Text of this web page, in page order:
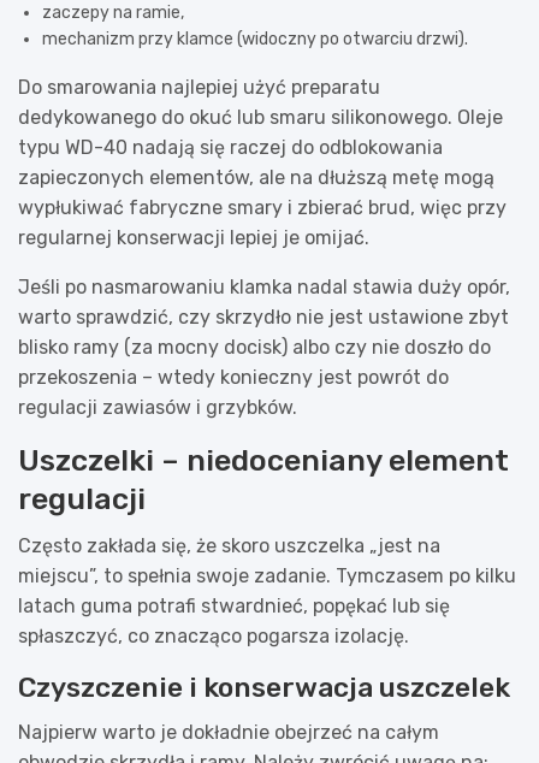
zaczepy na ramie,
mechanizm przy klamce (widoczny po otwarciu drzwi).
Do smarowania najlepiej użyć preparatu
dedykowanego do okuć lub smaru silikonowego. Oleje
typu WD-40 nadają się raczej do odblokowania
zapieczonych elementów, ale na dłuższą metę mogą
wypłukiwać fabryczne smary i zbierać brud, więc przy
regularnej konserwacji lepiej je omijać.
Jeśli po nasmarowaniu klamka nadal stawia duży opór,
warto sprawdzić, czy skrzydło nie jest ustawione zbyt
blisko ramy (za mocny docisk) albo czy nie doszło do
przekoszenia – wtedy konieczny jest powrót do
regulacji zawiasów i grzybków.
Uszczelki – niedoceniany element
regulacji
Często zakłada się, że skoro uszczelka „jest na
miejscu”, to spełnia swoje zadanie. Tymczasem po kilku
latach guma potrafi stwardnieć, popękać lub się
spłaszczyć, co znacząco pogarsza izolację.
Czyszczenie i konserwacja uszczelek
Najpierw warto je dokładnie obejrzeć na całym